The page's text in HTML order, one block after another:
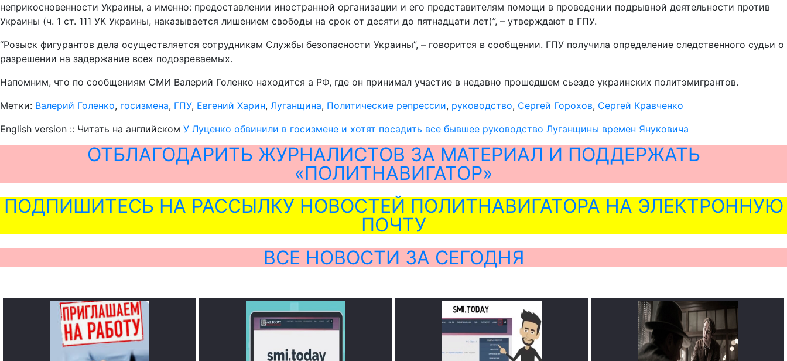
неприкосновенности Украины, а именно: предоставлении иностранной организации и его представителям помощи в проведении подрывной деятельности против
Украины (ч. 1 ст. 111 УК Украины, наказывается лишением свободы на срок от десяти до пятнадцати лет)”, – утверждают в ГПУ.
“Розыск фигурантов дела осуществляется сотрудникам Службы безопасности Украины”, – говорится в сообщении. ГПУ получила определение следственного судьи о
разрешении на задержание всех подозреваемых.
Напомним, что по сообщениям СМИ Валерий Голенко находится а РФ, где он принимал участие в недавно прошедшем сьезде украинских политэмигрантов.
Метки: Валерий Голенко, госизмена, ГПУ, Евгений Харин, Луганщина, Политические репрессии, руководство, Сергей Горохов, Сергей Кравченко
English version :: Читать на английском У Луценко обвинили в госизмене и хотят посадить все бывшее руководство Луганщины времен Януковича
ОТБЛАГОДАРИТЬ ЖУРНАЛИСТОВ ЗА МАТЕРИАЛ И ПОДДЕРЖАТЬ
«ПОЛИТНАВИГАТОР»
ПОДПИШИТЕСЬ НА РАССЫЛКУ НОВОСТЕЙ ПОЛИТНАВИГАТОРА НА ЭЛЕКТРОННУЮ
ПОЧТУ
ВСЕ НОВОСТИ ЗА СЕГОДНЯ